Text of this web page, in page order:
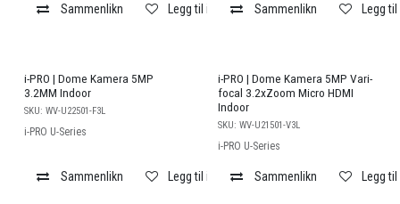
Sammenlikn Legg til i ønskelisteSammenlikn Legg
i-PRO | Dome Kamera 5MP
3.2MM Indoor
SKU: WV-U22501-F3L
i-PRO U-Series
Sammenlikn Legg til i ønskeliste
i-PRO | Dome Kamera 5MP Vari-
focal 3.2xZoom Micro HDMI
Indoor
SKU: WV-U21501-V3L
i-PRO U-Series
Sammenlikn Legg